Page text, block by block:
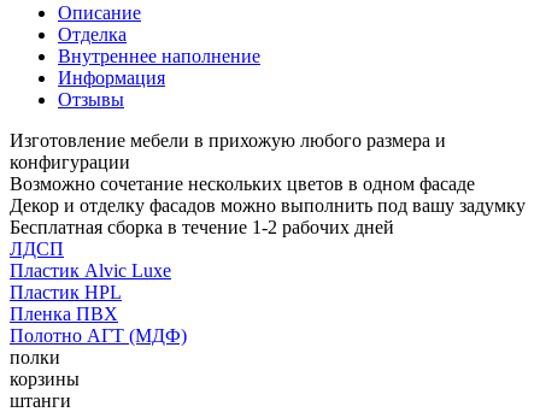
Описание
Отделка
Внутреннее наполнение
Информация
Отзывы
Изготовление мебели в прихожую любого размера и
конфигурации
Возможно сочетание нескольких цветов в одном фасаде
Декор и отделку фасадов можно выполнить под вашу задумку
Бесплатная сборка в течение 1-2 рабочих дней
ЛДСП
Пластик Alvic Luxe
Пластик HPL
Пленка ПВХ
Полотно АГТ (МДФ)
полки
корзины
штанги